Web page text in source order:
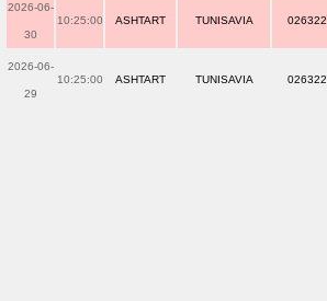
2026-06-
30
10:25:00 ASHTART TUNISAVIA 026322
2026-06-
29
10:25:00 ASHTART TUNISAVIA 026322